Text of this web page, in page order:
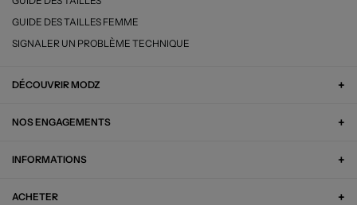
GUIDE DES TAILLES FEMME
SIGNALER UN PROBLÈME TECHNIQUE
DÉCOUVRIR MODZ
NOS ENGAGEMENTS
INFORMATIONS
ACHETER